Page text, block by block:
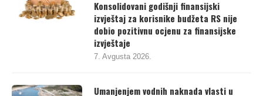
revizija u Republici Srpskoj
Konsolidovani godišnji finansijski
izvještaj za korisnike budžeta RS nije
dobio pozitivnu ocjenu za finansijske
izvještaje